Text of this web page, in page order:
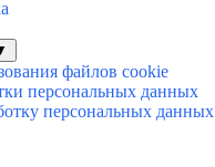
файлов cookie
персональных данных
персональных данных